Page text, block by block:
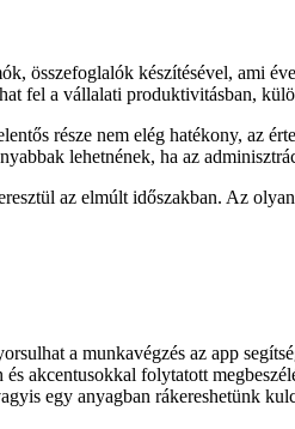
összefoglalók készítésével, ami
fel a vállalati produktivitásban,
része nem elég hatékony, az
lehetnének, ha az
az elmúlt időszakban. Az
a munkavégzés az app
akcentusokkal folytatott
egy anyagban rákereshetünk